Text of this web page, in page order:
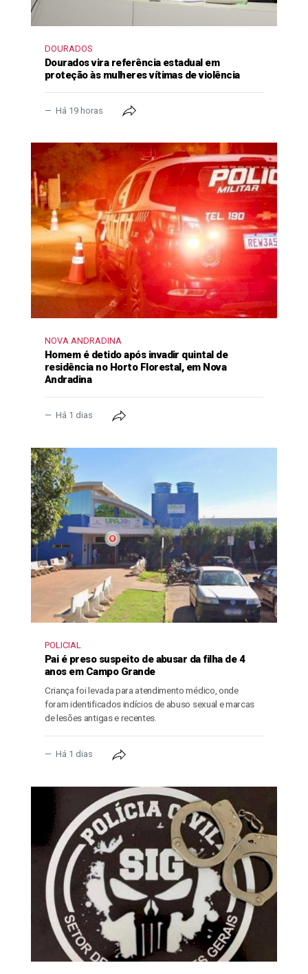
DOURADOS
Dourados vira referência estadual em
proteção às mulheres vítimas de violência
Há 19 horas
NOVA ANDRADINA
Homem é detido após invadir quintal de
residência no Horto Florestal, em Nova
Andradina
Há 1 dias
POLICIAL
Pai é preso suspeito de abusar da filha de 4
anos em Campo Grande
Criança foi levada para atendimento médico, onde
foram identificados indícios de abuso sexual e marcas
de lesões antigas e recentes.
Há 1 dias